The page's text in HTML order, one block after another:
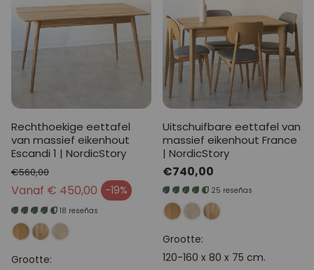
Rechthoekige eettafel
van massief eikenhout
Escandi 1 | NordicStory
Vanaf € 450,00 -19%
Verkoopprijs
Normale prijs
€560,00
18 reseñas
Grootte:
Uitschuifbare eettafel van
massief eikenhout France
| NordicStory
Normale
prijs
€740,00
25 reseñas
Grootte:
120-160 x 80 x 75 cm.